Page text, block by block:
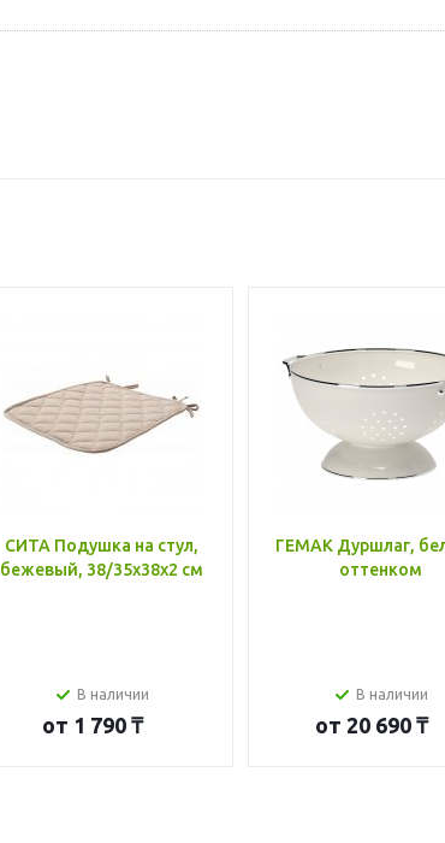
СИТА Подушка на стул,
бежевый, 38/35x38x2 см
В наличии
от 1 790 ₸
ГЕМАК Дуршлаг,
оттенком
В наличии
от 20 690 ₸